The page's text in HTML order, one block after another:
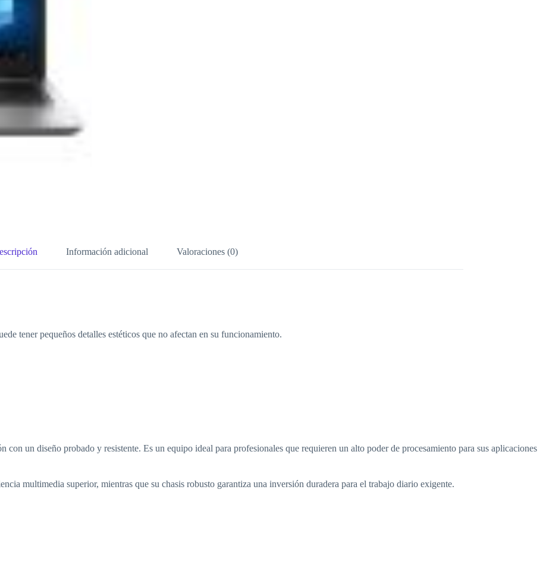
Información adicional Valoraciones (0)
tener pequeños detalles estéticos que no afectan en su funcionamiento.
un diseño probado y resistente. Es un equipo ideal para profesionales que requieren un alto poder de procesamiento para sus aplicaciones
multimedia superior, mientras que su chasis robusto garantiza una inversión duradera para el trabajo diario exigente.